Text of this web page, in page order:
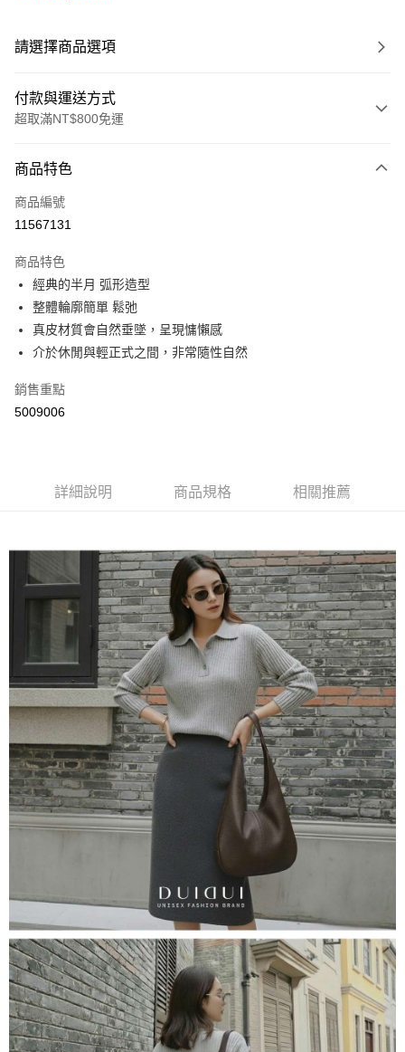
請選擇商品選項
付款與運送方式
超取滿NT$800免運
信用卡一次付款
超商取貨付款
Apple Pay
街口支付
悠遊付
Google Pay
AFTEE先享後付
便利好安心！
【「AFTEE先享後付」結帳流程】
１．於結帳方式選擇「AFTEE先享後付」後，將跳轉至「AFTEE先享後付」
結帳頁面，進行簡訊認證並確認金額後，即可完成結帳。
２．訂單成立數日內，您將收到繳費通知簡訊。
３．收到繳費通知簡訊後14天內，點擊此簡訊中的連結，可透過四大超商／
ATM／網路銀行／等多元方式進行付款，方視為交易完成。
※ 請注意：結帳手續完成當下不需立刻繳費，但若您需要取消訂單，請聯絡
購買商品的店家。未經商家同意取消之訂單仍視為有效，需透過AFTEE先享
後付繳納相關費用。
※ 交易是否成功請以「AFTEE先享後付 」之結帳頁面顯示為準，若有關於
是否繳費成功／繳費後需取消欲退款等相關疑問，請聯繫「AFTEE先享後付
客戶支援中心」https://netprotections.freshdesk.com/support/home
【注意事項】
１．透過由恩沛科技股份有限公司提供之「AFTEE先享後付」服務完成之交
易，需依本服務之必要範圍內提供個人資料，並將交易相關給付款項請求債
權轉讓予恩沛科技股份有限公司。
３．未成年的使用者請事先徵得法定代理人或監護人之同意方可使用
「AFTEE先享後付」，若未經同意申辦者引起之損失，本公司不負相關責
４．使用「AFTEE先享後付」時，將依據個別帳號之用戶狀況，依本公司即
時審查核予不同之上限額度；若仍有額度不足之情形，本公司將視審查結果
請求用戶進行身份認證。
５．嚴禁一人註冊多個帳號或使用他人資訊註冊。若發現惡意使用之情形，
恩沛科技股份有限公司將有權停止該用戶之使用額度並採取法律行動。
每筆NT$60，滿NT$800(含以上)免運費
付款後全家取貨
每筆NT$60，滿NT$800(含以上)免運費
7-11取貨付款
每筆NT$60，滿NT$800(含以上)免運費
付款後7-11取貨
每筆NT$60，滿NT$800(含以上)免運費
宅配
每筆NT$60，滿NT$800(含以上)免運費
外島宅配
商品特色
商品編號
11567131
商品特色
經典的半月 弧形造型
整體輪廓簡單 鬆弛
真皮材質會自然垂墜，呈現慵懶感
介於休閒與輕正式之間，非常隨性自然
銷售重點
5009006
詳細說明 商品規格 相關推薦